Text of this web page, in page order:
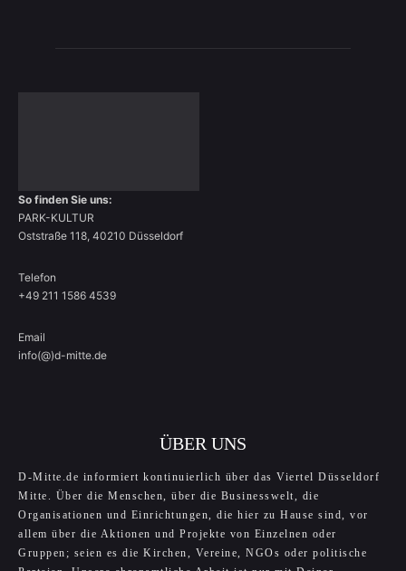
So finden Sie uns:
PARK-KULTUR
Oststraße 118, 40210 Düsseldorf
Telefon
+49 211 1586 4539
Email
info(@)d-mitte.de
ÜBER UNS
D-Mitte.de informiert kontinuierlich über das Viertel Düsseldorf
Mitte. Über die Menschen, über die Businesswelt, die
Organisationen und Einrichtungen, die hier zu Hause sind, vor
allem über die Aktionen und Projekte von Einzelnen oder
Gruppen; seien es die Kirchen, Vereine, NGOs oder politische